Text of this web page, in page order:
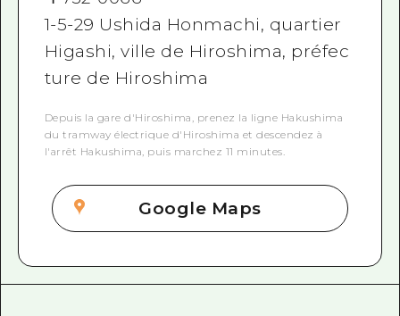
1-5-29 Ushida Honmachi, quartier
Higashi, ville de Hiroshima, préfec
ture de Hiroshima
Depuis la gare d'Hiroshima, prenez la ligne Hakushima
du tramway électrique d'Hiroshima et descendez à
l'arrêt Hakushima, puis marchez 11 minutes.
Google Maps